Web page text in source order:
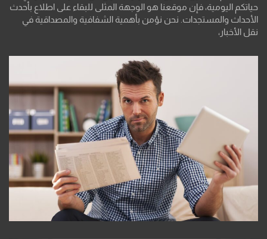
حياتكم اليومية، فإن موقعنا هو الوجهة المثلى للبقاء على اطلاع بأحدث
الأحداث والمستجدات. نحن نؤمن بأهمية الشفافية والمصداقية في
نقل الأخبار،